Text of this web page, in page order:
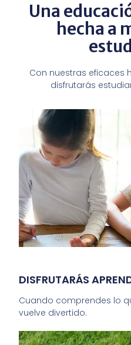
Una
hecha a
Con nuestras eficaces
disfrutarás
DISFRUTARÁS
Cuando comprendes lo
vuelve divertido.